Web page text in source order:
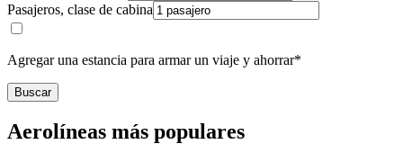
Pasajeros, clase de cabina
Agregar una estancia para armar un viaje y ahorrar*
Buscar
Aerolíneas más populares